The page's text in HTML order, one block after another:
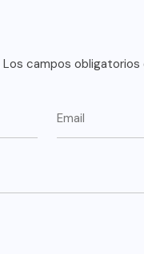
Los campos